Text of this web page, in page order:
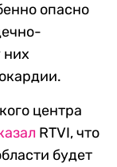
опасно
них
центра
RTVI, что
будет